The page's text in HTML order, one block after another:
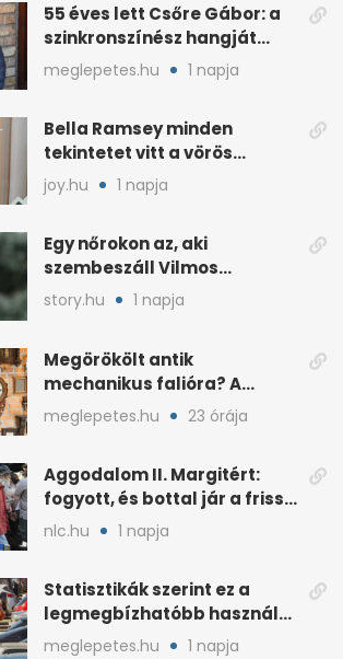
55 éves lett Csőre Gábor: a
szinkronszínész hangját
mindenki ismeri
meglepetes.hu 1 napja
Bella Ramsey minden
tekintetet vitt a vörös
szőnyegen, a kritikák
ellenére
joy.hu 1 napja
Egy nőrokon az, aki
szembeszáll Vilmos
herceggel, ha elszáll
story.hu 1 napja
Megörökölt antik
mechanikus falióra? A
padláson is komoly érték
lehet
meglepetes.hu 23 órája
Aggodalom II. Margitért:
fogyott, és bottal jár a friss
fotókon
nlc.hu 1 napja
Statisztikák szerint ez a
legmegbízhatóbb használt
autó 20 év felett is
meglepetes.hu 1 napja